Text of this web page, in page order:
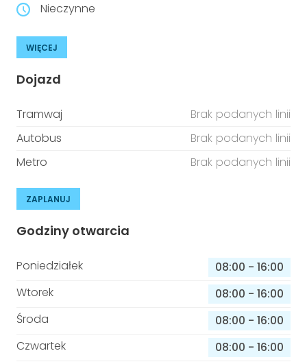
Nieczynne
WIĘCEJ
Dojazd
Tramwaj
Brak podanych linii
Autobus
Brak podanych linii
Metro
Brak podanych linii
ZAPLANUJ
Godziny otwarcia
Poniedziałek 08:00 - 16:00
Wtorek
08:00 - 16:00
Środa
08:00 - 16:00
Czwartek
08:00 - 16:00